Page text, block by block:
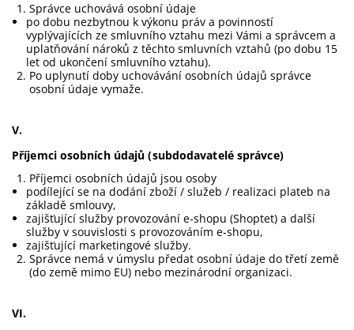
Správce uchovává osobní údaje
po dobu nezbytnou k výkonu práv a povinností
vyplývajících ze smluvního vztahu mezi Vámi a správcem a
uplatňování nároků z těchto smluvních vztahů (po dobu 15
let od ukončení smluvního vztahu).
Po uplynutí doby uchovávání osobních údajů správce
osobní údaje vymaže.
V.
Příjemci osobních údajů (subdodavatelé správce)
Příjemci osobních údajů jsou osoby
podílející se na dodání zboží / služeb / realizaci plateb na
základě smlouvy,
zajišťující služby provozování e-shopu (Shoptet) a další
služby v souvislosti s provozováním e-shopu,
zajišťující marketingové služby.
Správce nemá v úmyslu předat osobní údaje do třetí země
(do země mimo EU) nebo mezinárodní organizaci.
VI.